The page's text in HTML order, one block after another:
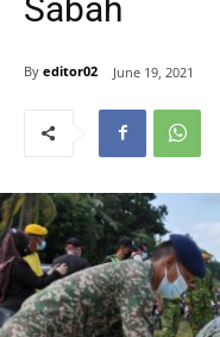
Sabah
By editor02 June 19, 2021